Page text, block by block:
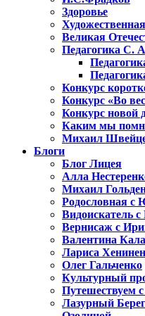
Здоровье
Великая
Педагогика С.
Конкурс
Конкурс «Во
Конкурс новой
Каким мы
Михаил
Блоги
Блог Лицея
Алла
Михаил
Родословная с
Видоискатель
Вернисаж с
Валентина
Лариса Хенинен
Олег Гальченко
Культурный
Путешествуем
Лазурный